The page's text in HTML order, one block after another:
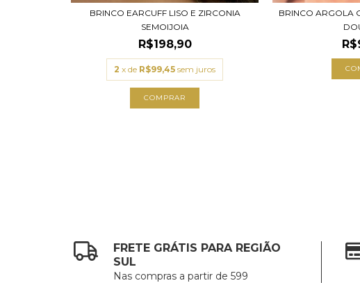
BRINCO EARCUFF LISO E ZIRCONIA
SEMOIJOIA
R$198,90
2 x de R$99,45 sem juros
BRINCO ARGOLA
FRETE GRÁTIS PARA REGIÃO
SUL
Nas compras a partir de 599